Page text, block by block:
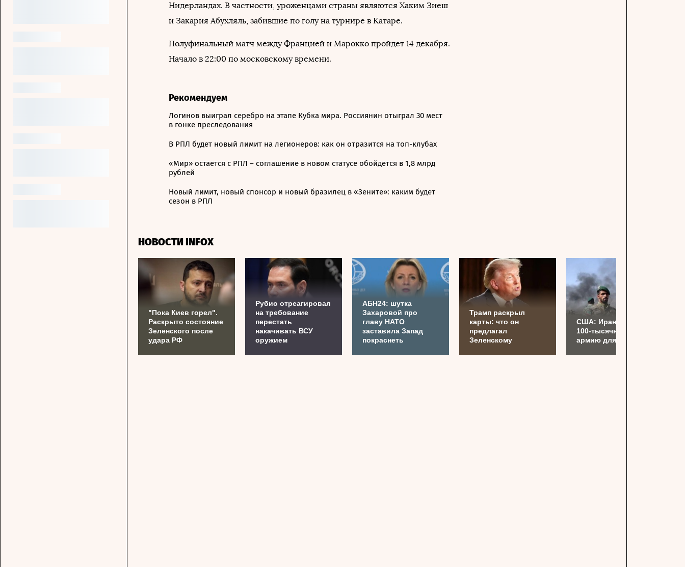
Нидерландах. В частности, уроженцами страны являются Хаким Зиеш
и Закария Абухляль, забившие по голу на турнире в Катаре.
Полуфинальный матч между Францией и Марокко пройдет 14 декабря.
Начало в 22:00 по московскому времени.
Рекомендуем
Логинов выиграл серебро на этапе Кубка мира. Россиянин отыграл 30 мест
в гонке преследования
В РПЛ будет новый лимит на легионеров: как он отразится на топ-клубах
«Мир» остается с РПЛ – соглашение в новом статусе обойдется в 1,8 млрд
рублей
Новый лимит, новый спонсор и новый бразилец в «Зените»: каким будет
сезон в РПЛ
НОВОСТИ INFOX
"Пока Киев горел".
Раскрыто состояние
Зеленского после
удара РФ
Рубио отреагировал
на требование
перестать
накачивать ВСУ
оружием
АБН24: шутка
Захаровой про
главу НАТО
заставила Запад
покраснеть
Трамп раскрыл
карты: что он
предлагал
Зеленскому
США: Иран готовит
100-тысячную
армию для Украины